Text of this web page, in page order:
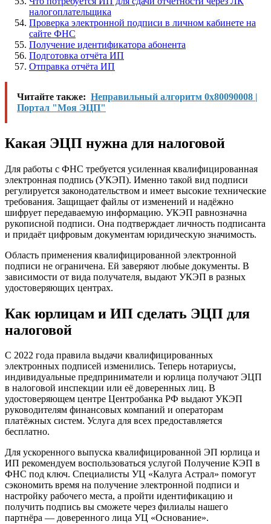
налогоплательщика
Проверка электронной подписи в личном кабинете на
сайте ФНС
Получение идентификатора абонента
Подготовка отчёта ИП
Отправка отчёта ИП
Читайте также: Неправильный алгоритм 0x80090008 |
Портал "Моя ЭЦП"
Какая ЭЦП нужна для налоговой
Для работы с ФНС требуется усиленная квалифицированная
электронная подпись (УКЭП). Именно такой вид подписи
регулируется законодательством и имеет высокие технические
требования. Защищает файлы от изменений и надёжно
шифрует передаваемую информацию. УКЭП равнозначна
рукописной подписи. Она подтверждает личность подписанта
и придаёт цифровым документам юридическую значимость.
Область применения квалифицированной электронной
подписи не ограничена. Ей заверяют любые документы. В
зависимости от вида получателя, выдают УКЭП в разных
удостоверяющих центрах.
Как юрлицам и ИП сделать ЭЦП для
налоговой
С 2022 года правила выдачи квалифицированных
электронных подписей изменились. Теперь нотариусы,
индивидуальные предприниматели и юрлица получают ЭЦП
в налоговой инспекции или её доверенных лиц. В
удостоверяющем центре Центробанка РФ выдают УКЭП
руководителям финансовых компаний и операторам
платёжных систем. Услуга для всех предоставляется
бесплатно.
Для ускоренного выпуска квалифицированной ЭП юрлица и
ИП рекомендуем воспользоваться услугой Получение КЭП в
ФНС под ключ. Специалисты УЦ «Калуга Астрал» помогут
сэкономить время на получение электронной подписи и
настройку рабочего места, а пройти идентификацию и
получить подпись вы сможете через филиалы нашего
партнёра — доверенного лица УЦ «Основание».